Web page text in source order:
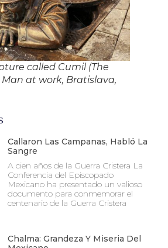
called Cumil (The
at work, Bratislava,
Callaron Las Campanas, Habló La
Sangre
A cien años de la Guerra Cristera La
Conferencia del Episcopado
Mexicano ha presentado un valioso
documento para conmemorar el
centenario de la Guerra Cristera
Chalma: Grandeza Y Miseria Del